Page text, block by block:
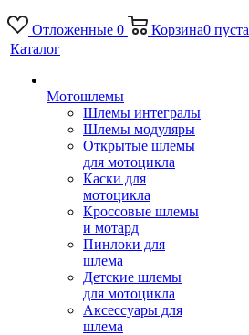
Отложенные 0 Корзина0 пуста
Каталог
Мотошлемы
Шлемы интегралы
Шлемы модуляры
Открытые шлемы
для мотоцикла
Каски для
мотоцикла
Кроссовые шлемы
и мотард
Пинлоки для
шлема
Детские шлемы
для мотоцикла
Аксессуары для
шлема